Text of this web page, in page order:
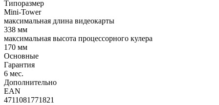
Типоразмер
Mini-Tower
максимальная длина видеокарты
338 мм
максимальная высота процессорного кулера
170 мм
Основные
Гарантия
6 мес.
Дополнительно
EAN
4711081771821